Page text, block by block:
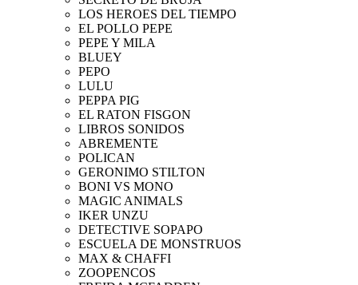
LOS HEROES DEL TIEMPO
EL POLLO PEPE
PEPE Y MILA
BLUEY
PEPO
LULU
PEPPA PIG
EL RATON FISGON
LIBROS SONIDOS
ABREMENTE
POLICAN
GERONIMO STILTON
BONI VS MONO
MAGIC ANIMALS
IKER UNZU
DETECTIVE SOPAPO
ESCUELA DE MONSTRUOS
MAX & CHAFFI
ZOOPENCOS